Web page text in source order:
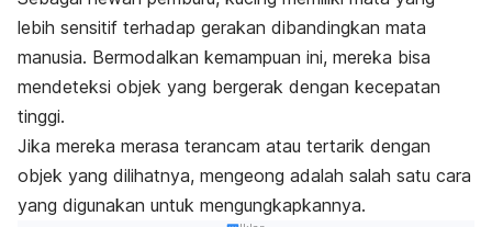
lebih sensitif terhadap gerakan dibandingkan mata
manusia. Bermodalkan kemampuan ini, mereka bisa
mendeteksi objek yang bergerak dengan kecepatan
tinggi.
Jika mereka merasa terancam atau tertarik dengan
objek yang dilihatnya, mengeong adalah salah satu cara
yang digunakan untuk mengungkapkannya.